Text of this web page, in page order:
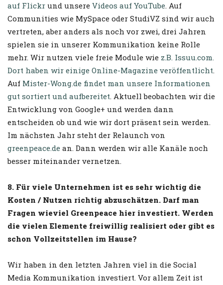
auf Flickr und unsere Videos auf YouTube. Auf
Communities wie MySpace oder StudiVZ sind wir auch
vertreten, aber anders als noch vor zwei, drei Jahren
spielen sie in unserer Kommunikation keine Rolle
mehr. Wir nutzen viele freie Module wie z.B. Issuu.com.
Dort haben wir einige Online-Magazine veröffentlicht.
Auf Mister-Wong.de findet man unsere Informationen
gut sortiert und aufbereitet. Aktuell beobachten wir die
Entwicklung von Google+ und werden dann
entscheiden ob und wie wir dort präsent sein werden.
Im nächsten Jahr steht der Relaunch von
greenpeace.de an. Dann werden wir alle Kanäle noch
besser miteinander vernetzen.
8. Für viele Unternehmen ist es sehr wichtig die
Kosten / Nutzen richtig abzuschätzen. Darf man
Fragen wieviel Greenpeace hier investiert. Werden
die vielen Elemente freiwillig realisiert oder gibt es
schon Vollzeitstellen im Hause?
Wir haben in den letzten Jahren viel in die Social
Media Kommunikation investiert. Vor allem Zeit ist